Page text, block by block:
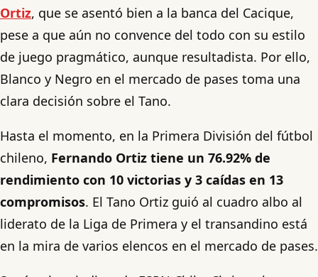
Ortiz, que se asentó bien a la banca del Cacique,
pese a que aún no convence del todo con su estilo
de juego pragmático, aunque resultadista. Por ello,
Blanco y Negro en el mercado de pases toma una
clara decisión sobre el Tano.
Hasta el momento, en la Primera División del fútbol
chileno, Fernando Ortiz tiene un 76.92% de
rendimiento con 10 victorias y 3 caídas en 13
compromisos. El Tano Ortiz guió al cuadro albo al
liderato de la Liga de Primera y el transandino está
en la mira de varios elencos en el mercado de pases.